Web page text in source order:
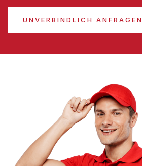
UNVERBINDLICH ANFRAGEN